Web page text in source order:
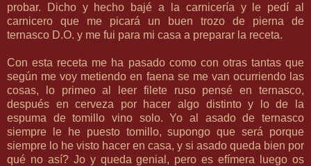
probar. Dicho y hecho bajé a la carnicería y le pedí al
carnicero que me picará un buen trozo de pierna de
ternasco D.O. y me fui para mi casa a preparar la receta.
Con esta receta me ha pasado como con otras tantas que
según me voy metiendo en faena se me van ocurriendo las
cosas, lo primeo al leer filete ruso pensé en ternasco,
después en cerveza por hacer algo distinto y lo de la
espuma de tomillo vino solo. Yo al asado de ternasco
siempre le he puesto tomillo, supongo que será porque
siempre lo he visto hacer en casa, y si asado queda bien por
qué no así? Jo y queda genial, pero es efímera luego os